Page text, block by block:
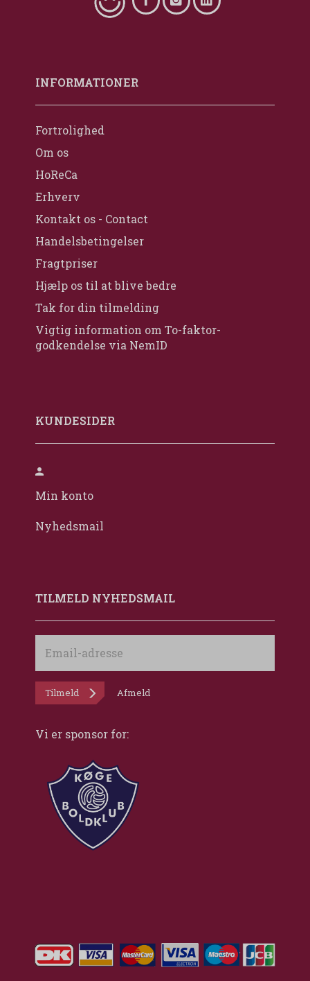
INFORMATIONER
Fortrolighed
Om os
HoReCa
Erhverv
Kontakt os - Contact
Handelsbetingelser
Fragtpriser
Hjælp os til at blive bedre
Tak for din tilmelding
Vigtig information om To-faktor-
godkendelse via NemID
KUNDESIDER
Min konto
Nyhedsmail
TILMELD NYHEDSMAIL
adresse
Tilmeld Afmeld
Vi er sponsor for: